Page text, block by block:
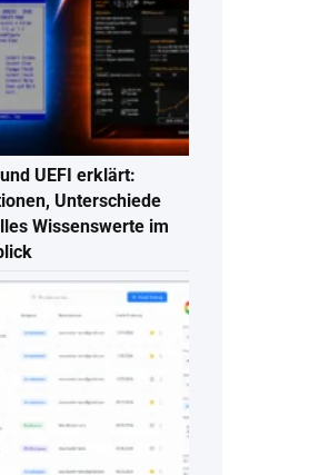
und UEFI erklärt:
Unterschiede
Wissenswerte im